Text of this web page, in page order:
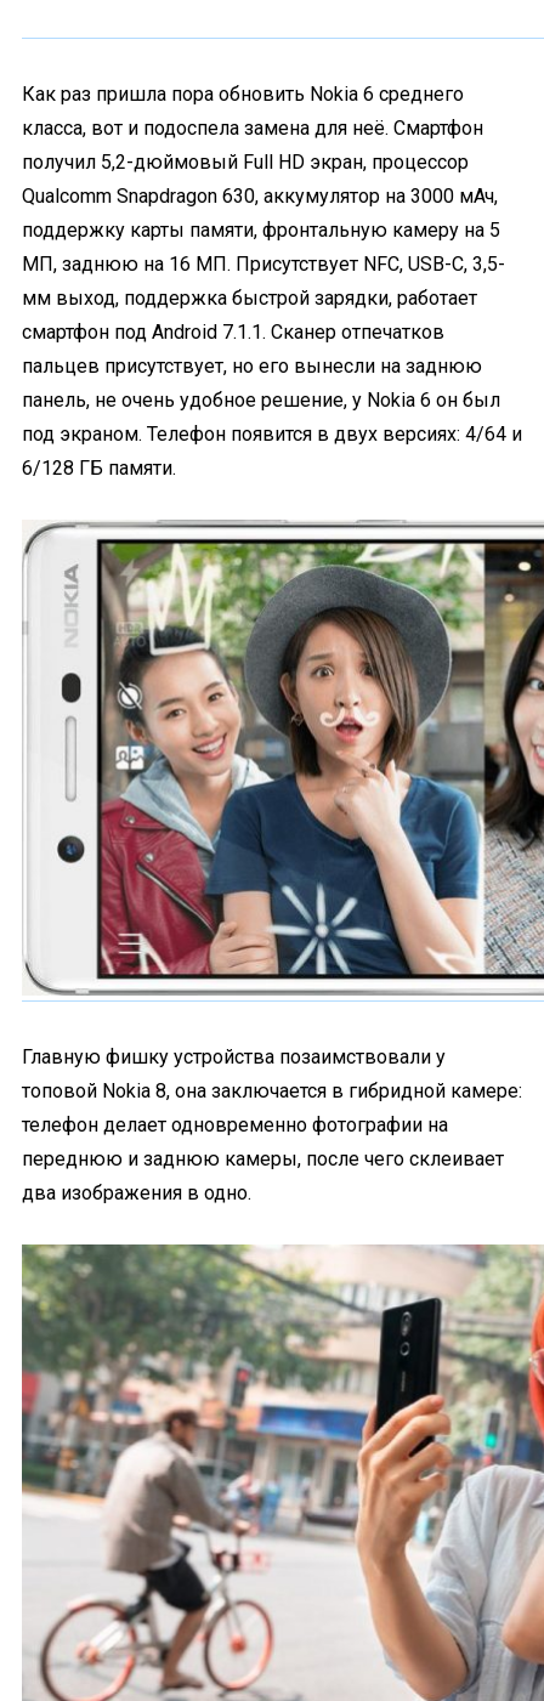
Как раз пришла пора обновить Nokia 6 среднего
класса, вот и подоспела замена для неё. Смартфон
получил 5,2-дюймовый Full HD экран, процессор
Qualcomm Snapdragon 630, аккумулятор на 3000 мАч,
поддержку карты памяти, фронтальную камеру на 5
МП, заднюю на 16 МП. Присутствует NFC, USB-C, 3,5-
мм выход, поддержка быстрой зарядки, работает
смартфон под Android 7.1.1. Сканер отпечатков
пальцев присутствует, но его вынесли на заднюю
панель, не очень удобное решение, у Nokia 6 он был
под экраном. Телефон появится в двух версиях: 4/64 и
6/128 ГБ памяти.
Главную фишку устройства позаимствовали у
топовой Nokia 8, она заключается в гибридной камере:
телефон делает одновременно фотографии на
переднюю и заднюю камеры, после чего склеивает
два изображения в одно.